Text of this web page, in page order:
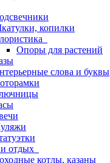
копилки
Опоры для растений
слова и буквы
отдых
котлы, казаны